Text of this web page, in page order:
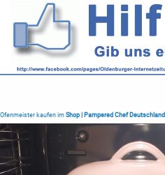
Ofenmeister kaufen im Shop | Pampered Chef Deutschland